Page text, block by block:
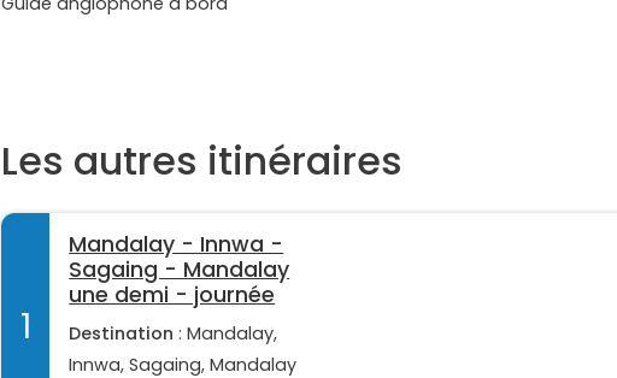
Les autres itinéraires
1
Mandalay - Innwa -
Sagaing - Mandalay
une demi - journée
Destination : Mandalay,
Innwa, Sagaing, Mandalay